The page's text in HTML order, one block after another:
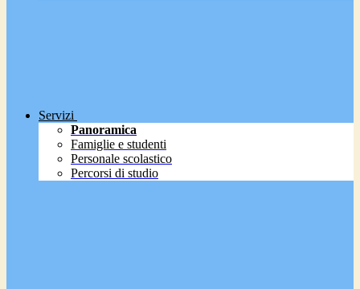
Servizi
Panoramica
Famiglie e studenti
Personale scolastico
Percorsi di studio